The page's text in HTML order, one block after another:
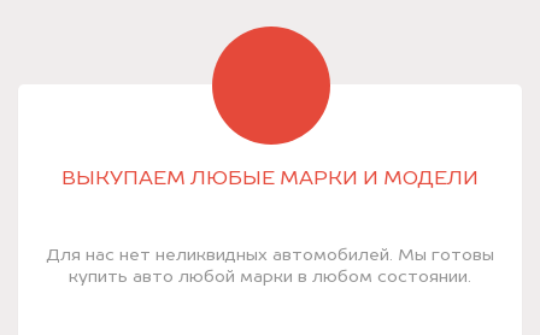
ВЫКУПАЕМ ЛЮБЫЕ МАРКИ И МОДЕЛИ
Для нас нет неликвидных автомобилей. Мы готовы
купить авто любой марки в любом состоянии.